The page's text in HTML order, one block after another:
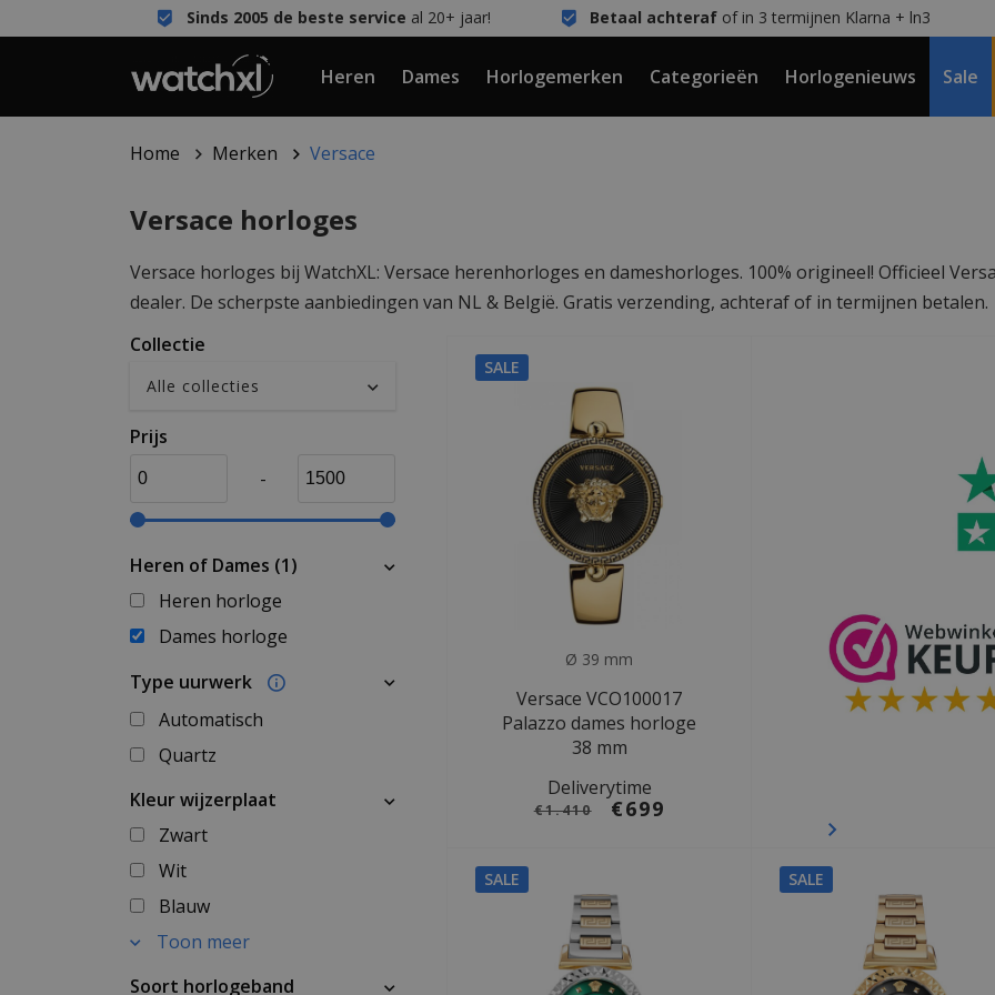
Sinds 2005 de beste service al 20+ jaar! Betaal achteraf of in 3 termijnen Klarna + ln3
Heren Dames Horlogemerken Categorieën Horlogenieuws Sale
Home Merken Versace
Versace horloges
Versace horloges bij WatchXL: Versace herenhorloges en dameshorloges. 100% origineel! Officieel
dealer. De scherpste aanbiedingen van NL & België. Gratis verzending, achteraf of in termijnen betalen.
Collectie
Prijs
-
Heren of Dames (1)
Heren horloge
Dames horloge
Type uurwerk
Automatisch
Quartz
Kleur wijzerplaat
Zwart
Wit
Blauw
Toon meer
Soort horlogeband
SALE
Ø 39 mm
Versace VCO100017
Palazzo dames horloge
38 mm
Deliverytime
€1.410 €699
SALE SALE